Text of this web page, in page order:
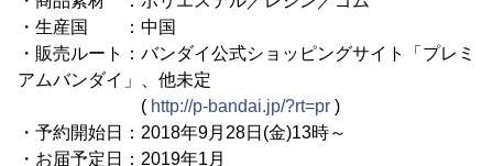
・生産国 ：中国
・販売ルート：バンダイ公式ショッピングサイト「プレミ
アムバンダイ」、他未定
( http://p-bandai.jp/?rt=pr )
・予約開始日：2018年9月28日(金)13時～
・お届予定日：2019年1月